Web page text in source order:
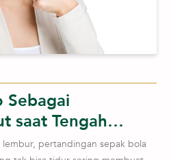
Sebagai
saat Tengah
lembur, pertandingan sepak bola